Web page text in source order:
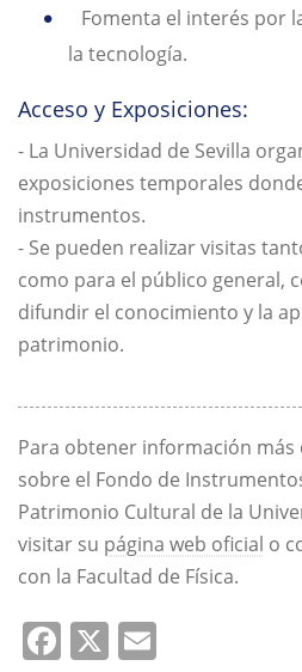
Fomenta el interés por
la tecnología.
Acceso y Exposiciones:
- La Universidad de Sevilla
exposiciones temporales
instrumentos.
- Se pueden realizar visitas
como para el público general,
difundir el conocimiento y la
patrimonio.
Para obtener información más
sobre el Fondo de
Patrimonio Cultural de la
visitar su página web oficial o
con la Facultad de Física.
Facebook
X